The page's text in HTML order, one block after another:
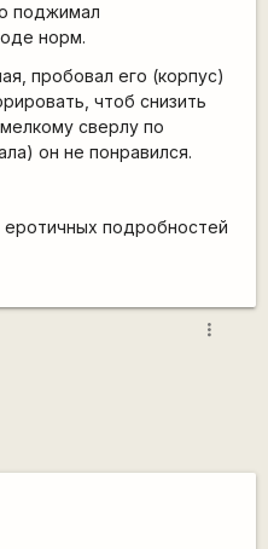
поджимал
норм.
пробовал его (корпус)
чтоб снизить
сверлу по
он не понравился.
еротичных подробностей
more_vert